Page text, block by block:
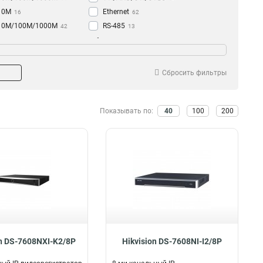
16
100M/1000M 42
Ethernet 62
RS-485 13
1
240В 15
Объем памяти
8Тб 14
Сбросить фильтры
Показывать по: 40 100 200
DS-7608NXI-K2/8P Hikvision DS-7608NI-I2/8P